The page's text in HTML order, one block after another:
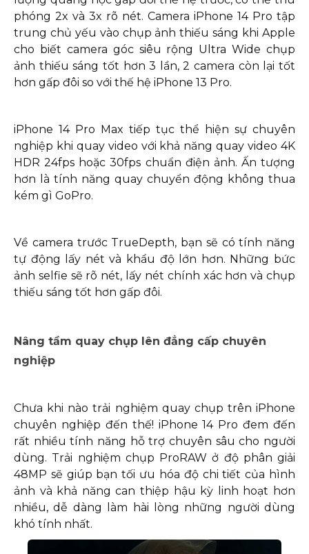
phóng 2x và 3x rõ nét. Camera iPhone 14 Pro tập
trung chủ yếu vào chụp ảnh thiếu sáng khi Apple
cho biết camera góc siêu rộng Ultra Wide chụp
ảnh thiếu sáng tốt hơn 3 lần, 2 camera còn lại tốt
hơn gấp đôi so với thế hệ iPhone 13 Pro.
iPhone 14 Pro Max tiếp tục thể hiện sự chuyên
nghiệp khi quay video với khả năng quay video 4K
HDR 24fps hoặc 30fps chuẩn điện ảnh. Ấn tượng
hơn là tính năng quay chuyển động không thua
kém gì GoPro.
Về camera trước TrueDepth, bạn sẽ có tính năng
tự động lấy nét và khẩu độ lớn hơn. Những bức
ảnh selfie sẽ rõ nét, lấy nét chính xác hơn và chụp
thiếu sáng tốt hơn gấp đôi.
Nâng tầm quay chụp lên đẳng cấp chuyên
nghiệp
Chưa khi nào trải nghiệm quay chụp trên iPhone
chuyên nghiệp đến thế! iPhone 14 Pro đem đến
rất nhiều tính năng hỗ trợ chuyên sâu cho người
dùng. Trải nghiệm chụp ProRAW ở độ phân giải
48MP sẽ giúp bạn tối ưu hóa độ chi tiết của hình
ảnh và khả năng can thiệp hậu kỳ linh hoạt hơn
nhiều, dễ dàng làm hài lòng những người dùng
khó tính nhất.